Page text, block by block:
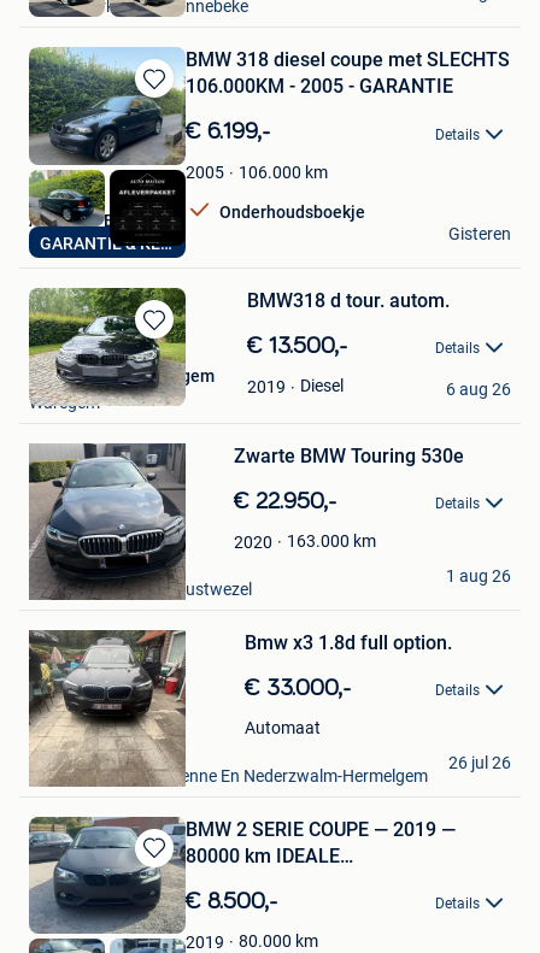
Langemark + Deel Zonnebeke
Bewaren
in
Mijn
Favorieten
GARANTIE & KEURING
BMW 318 diesel coupe met SLECHTS
106.000KM - 2005 - GARANTIE
€ 6.199,- Details
2005 106.000 km
Onderhoudsboekje
AutoHuis Berchem
Berchem
Gisteren
Bewaren
in
Mijn
Favorieten
BMW318 d tour. autom.
€ 13.500,- Details
2019 Diesel
Garage Robby Waregem
Waregem
6 aug 26
Bewaren
Mijn
Favorieten
Zwarte BMW Touring 530e
€ 22.950,- Details
2020 163.000 km
JVB
Kalmthout & Deel Wuustwezel
1 aug 26
in
Mijn
Favorieten
Bmw x3 1.8d full option.
€ 33.000,- Details
Automaat
robby
Zingem+Deel Dikkelvenne En Nederzwalm-Hermelgem
26 jul 26
Bewaren
Mijn
Favorieten
BMW 2 SERIE COUPE — 2019 —
80000 km IDEALE
€ 8.500,- Details
2019 80.000 km